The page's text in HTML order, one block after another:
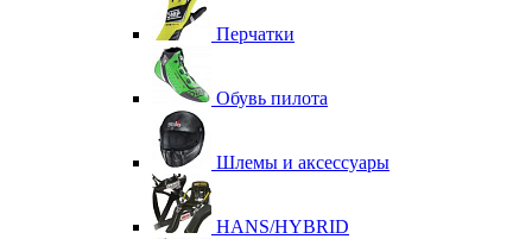
Перчатки
Обувь пилота
Шлемы и аксессуары
HANS/HYBRID